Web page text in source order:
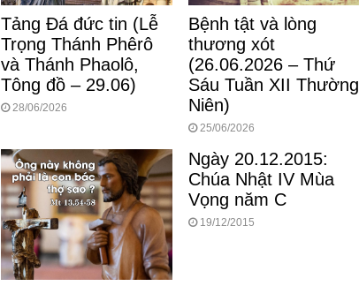
Tảng Đá đức tin (Lễ
Trọng Thánh Phêrô
và Thánh Phaolô,
Tông đồ – 29.06)
28/06/2026
Bệnh tật và lòng
thương xót
(26.06.2026 – Thứ
Sáu Tuần XII Thường
Niên)
25/06/2026
Ngày 20.12.2015:
Chúa Nhật IV Mùa
Vọng năm C
19/12/2015